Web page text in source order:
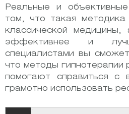
Реальные и
том, что такая
классической
эффективнее и
специалистами вы
что методы гипнотерапии
помогают справиться с
грамотно использовать